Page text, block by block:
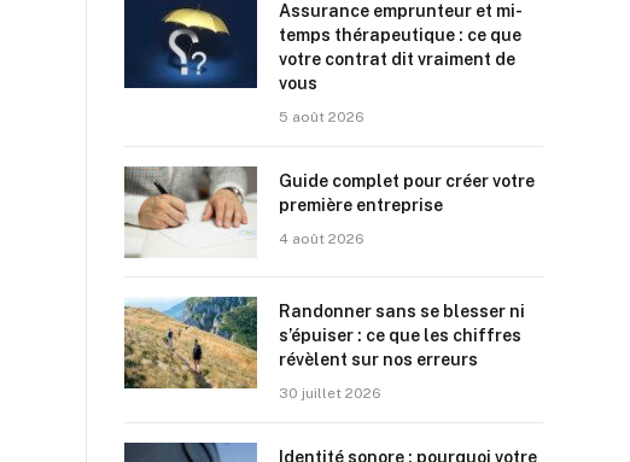
Assurance emprunteur et mi-
temps thérapeutique : ce que
votre contrat dit vraiment de
vous
5 août 2026
Guide complet pour créer votre
première entreprise
4 août 2026
Randonner sans se blesser ni
s’épuiser : ce que les chiffres
révèlent sur nos erreurs
30 juillet 2026
Identité sonore : pourquoi votre